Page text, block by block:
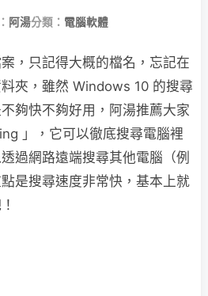
阿湯分類： 電腦軟體
，只記得大概的檔名，忘記在
夾， 雖然 Windows 10 的搜尋
夠快不夠好用， 阿湯推薦大家
」，它可以徹底搜尋電腦裡
過網路遠端搜尋其他電腦（例
是搜尋速度非常快， 基本上就